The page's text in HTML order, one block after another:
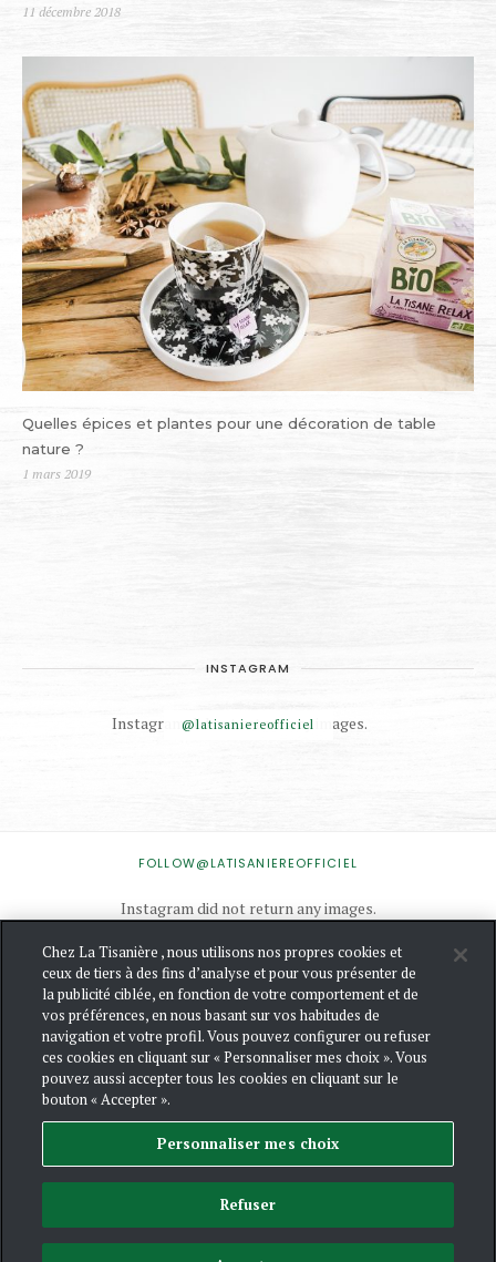
Publié
11 décembre 2018
Quelles épices et plantes pour une décoration de table
nature ?
Publié
1 mars 2019
INSTAGRAM
@latisaniereofficiel
Instagram did not return any images.
FOLLOW@LATISANIEREOFFICIEL
Instagram did not return any images.
NOUS
CONTACTER
MENTIONS
LÉGALES
GESTION
DES
Chez La Tisanière , nous utilisons nos propres cookies et
ceux de tiers à des fins d’analyse et pour vous présenter de
la publicité ciblée, en fonction de votre comportement et de
vos préférences, en nous basant sur vos habitudes de
navigation et votre profil. Vous pouvez configurer ou refuser
ces cookies en cliquant sur « Personnaliser mes choix ». Vous
pouvez aussi accepter tous les cookies en cliquant sur le
bouton « Accepter ».
Personnaliser mes choix
Refuser